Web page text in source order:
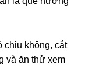
chịu không, cắt
và ăn thử xem